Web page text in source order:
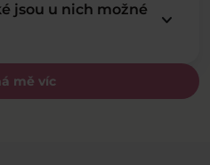
mě víc
jsou u nich možné
keyboard_arrow_down